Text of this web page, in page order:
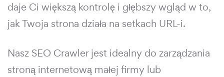
daje Ci większą kontrolę i głębszy wgląd w to,
jak Twoja strona działa na setkach URL-i.
Nasz SEO Crawler jest idealny do zarządzania
stroną internetową małej firmy lub